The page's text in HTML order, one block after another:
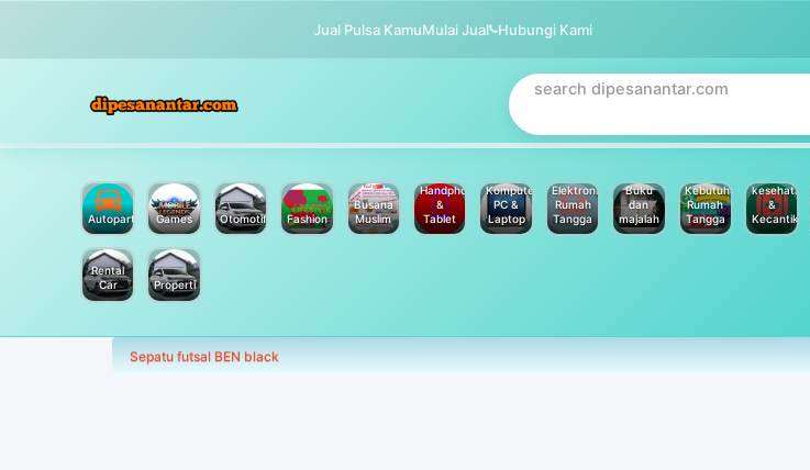
Jual Pulsa KamuMulai Jual Hubungi Kami
Autoparts Games Otomotif Fashion
Busana
Muslim
Handphone
&
Tablet
Komputer
PC &
Laptop
Elektronik
Rumah
Tangga
Buku
dan
majalah
Kebutuhan
Rumah
Tangga
kesehatan
&
Kecantikan
Rental
Car
Properti
Sepatu futsal BEN black